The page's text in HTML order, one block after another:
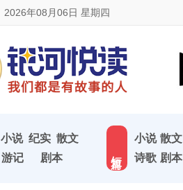
2026年08月06日 星期四
小说 纪实 散文
游记
剧本
小说 散文
诗歌 剧本